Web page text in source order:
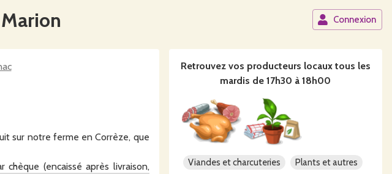
Connexion
sur notre ferme en Corrèze, que
(encaissé après livraison,
Retrouvez vos producteurs locaux tous les
mardis de 17h30 à 18h00
Viandes et charcuteries Plants et autres